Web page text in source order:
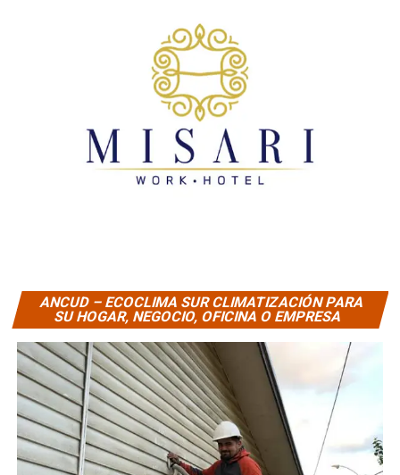
ANCUD – ECOCLIMA SUR CLIMATIZACIÓN PARA
SU HOGAR, NEGOCIO, OFICINA O EMPRESA